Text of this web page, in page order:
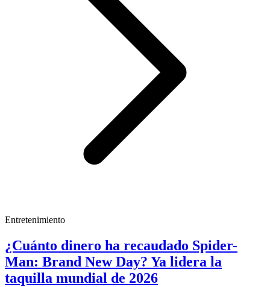
Entretenimiento
¿Cuánto dinero ha recaudado Spider-
Man: Brand New Day? Ya lidera la
taquilla mundial de 2026